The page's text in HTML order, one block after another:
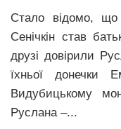
Стало відомо, що
Сенічкін став
друзі довірили
їхньої донечки
Видубицькому
Руслана –...